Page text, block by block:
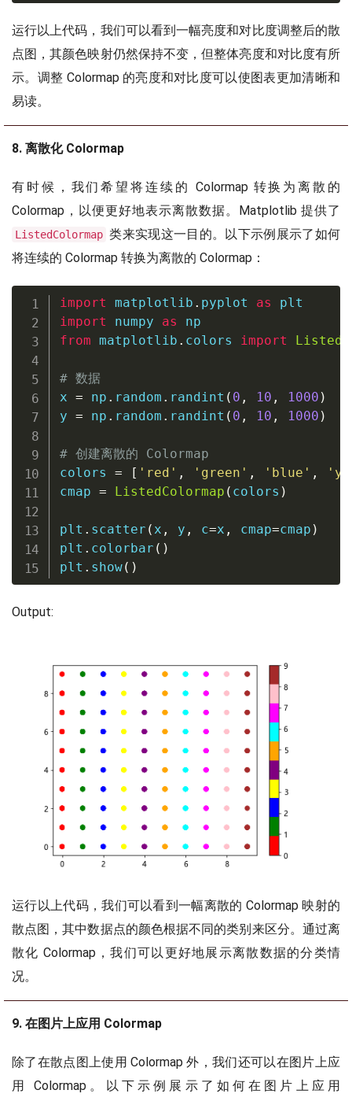
运行以上代码，我们可以看到一幅亮度和对比度调整后的散
点图，其颜色映射仍然保持不变，但整体亮度和对比度有所
示。调整 Colormap 的亮度和对比度可以使图表更加清晰和
易读。
8. 离散化 Colormap
有时候，我们希望将连续的 Colormap 转换为离散的
Colormap，以便更好地表示离散数据。Matplotlib 提供了
ListedColormap 类来实现这一目的。以下示例展示了如何
将连续的 Colormap 转换为离散的 Colormap：
import matplotlib . pyplot as
import numpy as
from matplotlib . colors import
# 数据
x = np . random . randint ( 0 , 10 , 1000 )
y = np . random . randint ( 0 , 10 , 1000 )
# 创建离散的 Colormap
colors = [ 'red' , 'green' , 'blue' ,
cmap = ListedColormap ( colors )
plt . scatter ( x , y , c=x , cmap=cmap )
plt . colorbar ( )
plt . show( )
Output:
运行以上代码，我们可以看到一幅离散的 Colormap 映射的
散点图，其中数据点的颜色根据不同的类别来区分。通过离
散化 Colormap，我们可以更好地展示离散数据的分类情
况。
9. 在图片上应用 Colormap
除了在散点图上使用 Colormap 外，我们还可以在图片上应
用 Colormap。以下示例展示了如何在图片上应用